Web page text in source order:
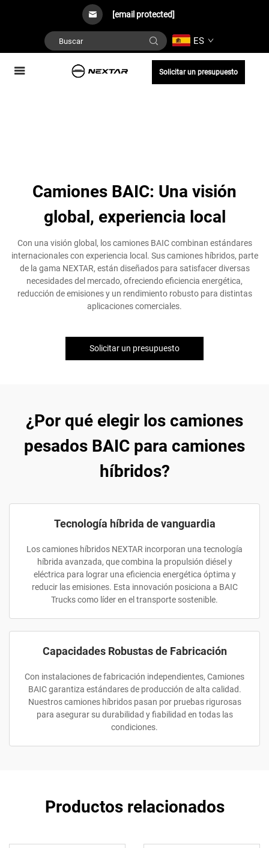
[email protected]
ES
Solicitar un presupuesto
Camiones BAIC: Una visión
global, experiencia local
Con una visión global, los camiones BAIC combinan estándares
internacionales con experiencia local. Sus camiones híbridos, parte
de la gama NEXTAR, están diseñados para satisfacer diversas
necesidades del mercado, ofreciendo eficiencia energética,
reducción de emisiones y un rendimiento robusto para distintas
aplicaciones comerciales.
Solicitar un presupuesto
¿Por qué elegir los camiones
pesados BAIC para camiones
híbridos?
Tecnología híbrida de vanguardia
Los camiones híbridos NEXTAR incorporan una tecnología
híbrida avanzada, que combina la propulsión diésel y
eléctrica para lograr una eficiencia energética óptima y
reducir las emisiones. Esta innovación posiciona a BAIC
Trucks como líder en el transporte sostenible.
Capacidades Robustas de Fabricación
Con instalaciones de fabricación independientes, Camiones
BAIC garantiza estándares de producción de alta calidad.
Nuestros camiones híbridos pasan por pruebas rigurosas
para asegurar su durabilidad y fiabilidad en todas las
condiciones.
Productos relacionados